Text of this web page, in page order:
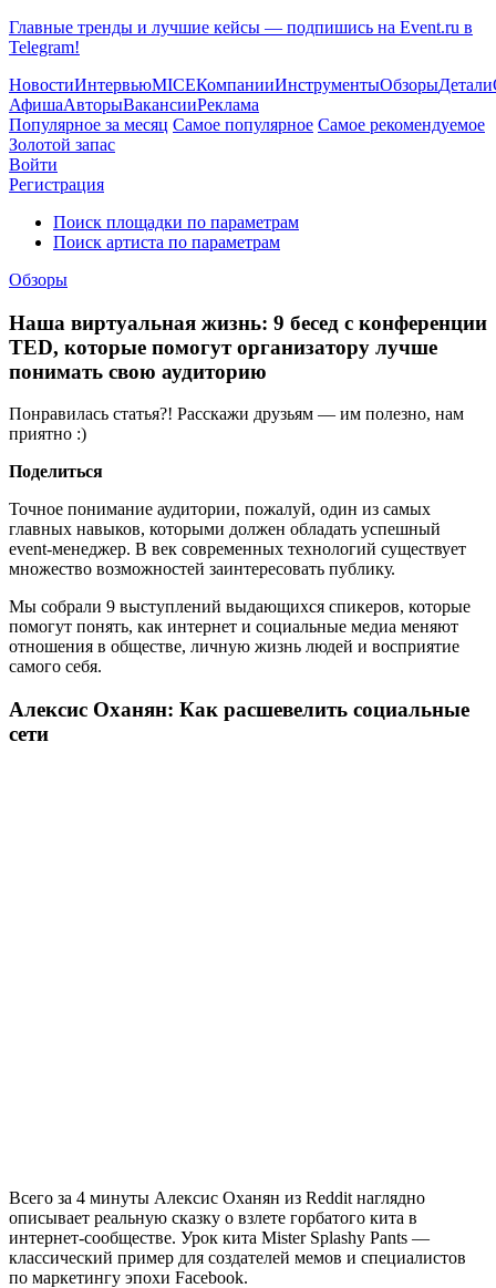
Главные тренды и лучшие кейсы — подпишись на Event.ru в
Telegram!
НовостиИнтервьюMICEКомпанииИнструментыОбзорыДетали
АфишаАвторыВакансииРеклама
Популярное за месяц Самое популярное Самое рекомендуемое
Золотой запас
Войти
Регистрация
Поиск площадки по параметрам
Поиск артиста по параметрам
Обзоры
Наша виртуальная жизнь: 9 бесед с конференции
TED, которые помогут организатору лучше
понимать свою аудиторию
Понравилась статья?! Расскажи друзьям — им полезно, нам
приятно :)
Поделиться
Точное понимание аудитории, пожалуй, один из самых
главных навыков, которыми должен обладать успешный
event-менеджер. В век современных технологий существует
множество возможностей заинтересовать публику.
Мы собрали 9 выступлений выдающихся спикеров, которые
помогут понять, как интернет и социальные медиа меняют
отношения в обществе, личную жизнь людей и восприятие
самого себя.
Алексис Оханян: Как расшевелить социальные
сети
Всего за 4 минуты Алексис Оханян из Reddit наглядно
описывает реальную сказку о взлете горбатого кита в
интернет-сообществе. Урок кита Mister Splashy Pants —
классический пример для создателей мемов и специалистов
по маркетингу эпохи Facebook.